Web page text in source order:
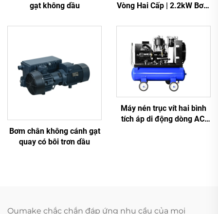
gạt không dầu
Vòng Hai Cấp | 2.2kW Bơm
Bơm chân không cánh gạt
quay có bôi trơn dầu
Máy nén trục vít hai bình
tích áp di động dòng AC,
Oumake chắc chắn đáp ứng nhu cầu của mọi